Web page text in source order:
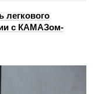
легкового
с КАМАЗом-